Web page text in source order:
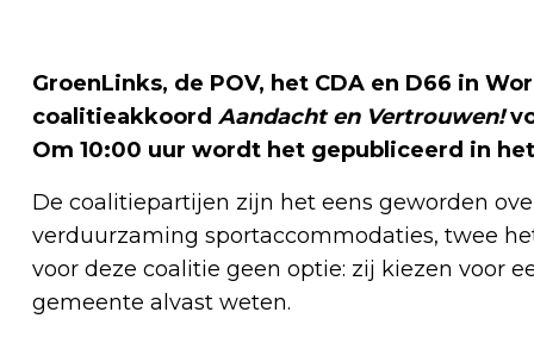
GroenLinks, de POV, het CDA en D66 in
coalitieakkoord Aandacht en Vertrouwen!
Om 10:00 uur wordt het gepubliceerd in
De coalitiepartijen zijn het eens geworden
verduurzaming sportaccommodaties, twee
voor deze coalitie geen optie: zij kiezen voor
gemeente alvast weten.